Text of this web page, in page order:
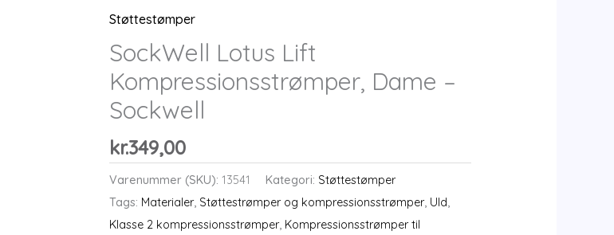
Støttestømper
SockWell Lotus Lift
Kompressionsstrømper, Dame –
Sockwell
kr.349,00
Varenummer (SKU):13541 Kategori: Støttestømper
Tags: Materialer, Støttestrømper og kompressionsstrømper, Uld,
Klasse 2 kompressionsstrømper, Kompressionsstrømper til